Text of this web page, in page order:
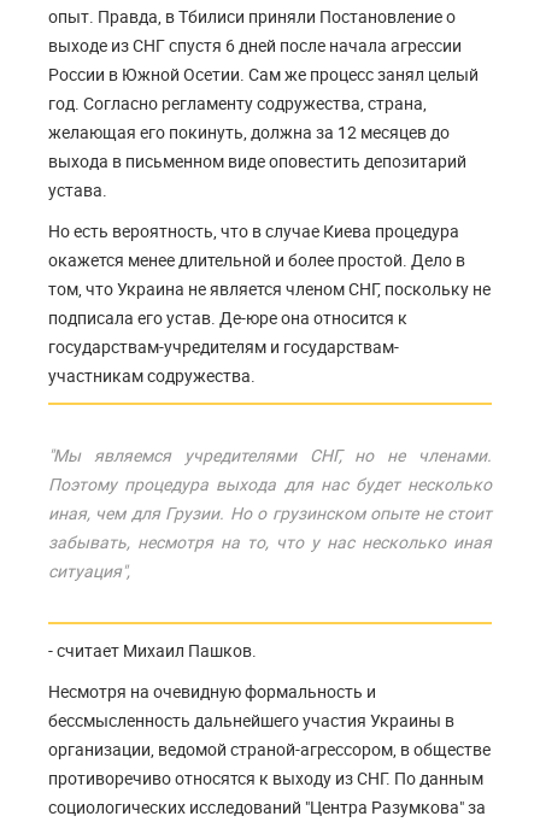
опыт. Правда, в Тбилиси приняли Постановление о
выходе из СНГ спустя 6 дней после начала агрессии
России в Южной Осетии. Сам же процесс занял целый
год. Согласно регламенту содружества, страна,
желающая его покинуть, должна за 12 месяцев до
выхода в письменном виде оповестить депозитарий
устава.
Но есть вероятность, что в случае Киева процедура
окажется менее длительной и более простой. Дело в
том, что Украина не является членом СНГ, поскольку не
подписала его устав. Де-юре она относится к
государствам-учредителям и государствам-
участникам содружества.
"Мы являемся учредителями СНГ, но не членами.
Поэтому процедура выхода для нас будет несколько
иная, чем для Грузии. Но о грузинском опыте не стоит
забывать, несмотря на то, что у нас несколько иная
ситуация",
- считает Михаил Пашков.
Несмотря на очевидную формальность и
бессмысленность дальнейшего участия Украины в
организации, ведомой страной-агрессором, в обществе
противоречиво относятся к выходу из СНГ. По данным
социологических исследований "Центра Разумкова" за